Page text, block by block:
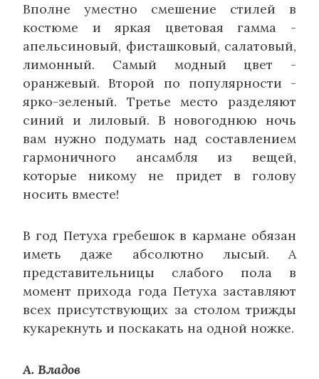
Вполне уместно смешение стилей в
костюме и яркая цветовая гамма -
апельсиновый, фисташковый, салатовый,
лимонный. Самый модный цвет -
оранжевый. Второй по популярности -
ярко-зеленый. Третье место разделяют
синий и лиловый. В новогоднюю ночь
вам нужно подумать над составлением
гармоничного ансамбля из вещей,
которые никому не придет в голову
носить вместе!
В год Петуха гребешок в кармане обязан
иметь даже абсолютно лысый. А
представительницы слабого пола в
момент прихода года Петуха заставляют
всех присутствующих за столом трижды
кукарекнуть и поскакать на одной ножке.
А. Владов